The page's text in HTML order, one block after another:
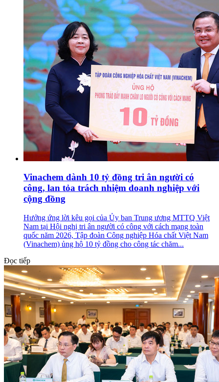
Vinachem dành 10 tỷ đồng tri ân người có
công, lan tỏa trách nhiệm doanh nghiệp với
cộng đồng
Hưởng ứng lời kêu gọi của Ủy ban Trung ương MTTQ Việt
Nam tại Hội nghị tri ân người có công với cách mạng toàn
quốc năm 2026, Tập đoàn Công nghiệp Hóa chất Việt Nam
(Vinachem) ủng hộ 10 tỷ đồng cho công tác chăm...
Đọc tiếp